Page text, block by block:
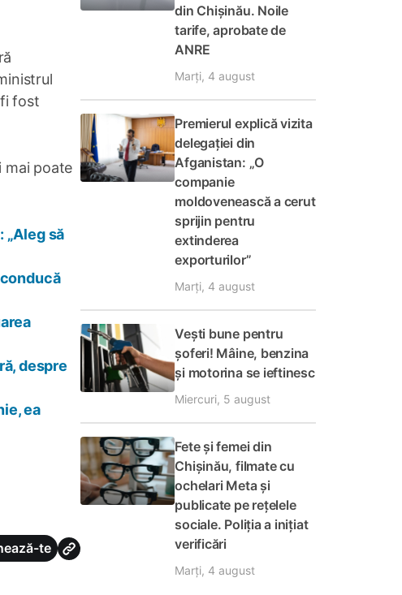
fost
mai poate
„Aleg să
despre
ea
te
din Chișinău. Noile
tarife, aprobate de
ANRE
Marți, 4 august
Premierul explică vizita
delegației din
Afganistan: „O
companie
moldovenească a cerut
sprijin pentru
extinderea
exporturilor”
Marți, 4 august
Vești bune pentru
șoferi! Mâine, benzina
și motorina se ieftinesc
Miercuri, 5 august
Fete și femei din
Chișinău, filmate cu
ochelari Meta și
publicate pe rețelele
sociale. Poliția a inițiat
verificări
Marți, 4 august